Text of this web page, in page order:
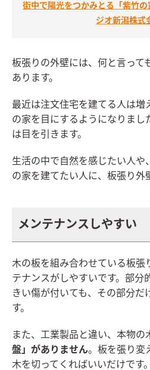
街中で陽光をつかみとる「紫竹
ジオ新潟株式
板張りの外壁には、何と言って
あります。
最近は注文住宅を建てる人は増
の家を目にするようになりまし
は目を引きます。
生活の中で自然を感じたい人や
の家を建てたい人に、板張り外
メンテナンスしやすい
木の板を組み合わせている板張
テナンスがしやすいです。部分
きい傷が付いても、その部分だ
す。
また、工業製品と違い、本物の
盤」がありません。板を張り変
木を切ってくればいいだけです